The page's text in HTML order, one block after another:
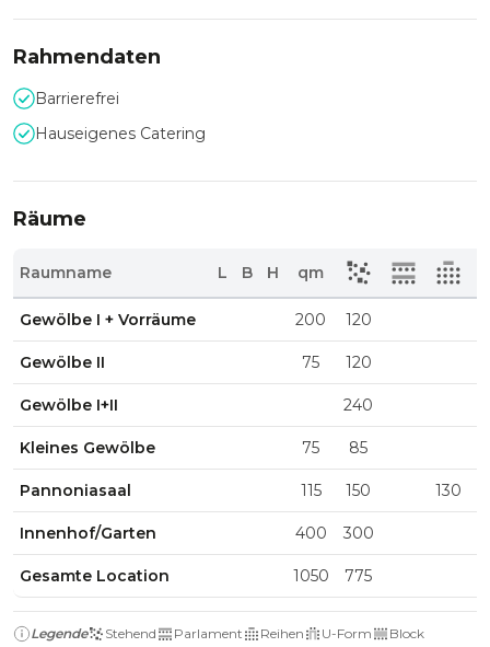
Rahmendaten
Barrierefrei
Hauseigenes Catering
Räume
Raumname L B H qm
Gewölbe I + Vorräume 200 120
Gewölbe II 75 120
Gewölbe I+II 240
Kleines Gewölbe 75 85
Pannoniasaal 115 150 130
Innenhof/Garten 400 300
Gesamte Location 1050 775
Legende Stehend Parlament Reihen U-Form
Block